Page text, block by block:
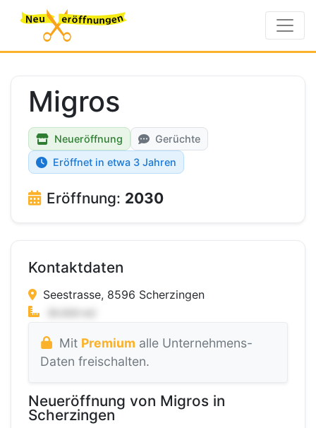
Migros
Neueröffnung
Gerüchte
Eröffnet in etwa 3 Jahren
Eröffnung: 2030
Kontaktdaten
Seestrasse, 8596 Scherzingen
Mit Premium alle Unternehmens-
Daten freischalten.
Neueröffnung von Migros in
Scherzingen